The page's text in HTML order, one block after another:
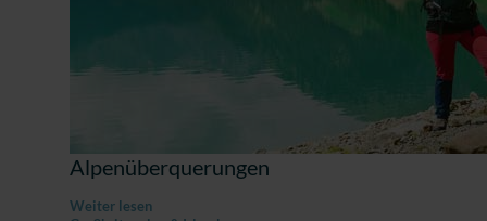
Alpenüberquerungen
Weiter lesen